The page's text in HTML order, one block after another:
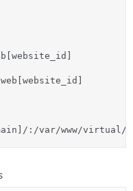
:/var/www/